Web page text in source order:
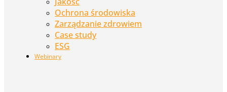
Ochrona środowiska
Zarządzanie zdrowiem
Case study
ESG
Webinary